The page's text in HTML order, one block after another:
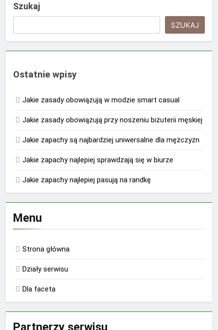
Szukaj
SZUKAJ
Ostatnie wpisy
Jakie zasady obowiązują w modzie smart casual
Jakie zasady obowiązują przy noszeniu biżuterii męskiej
Jakie zapachy są najbardziej uniwersalne dla mężczyzn
Jakie zapachy najlepiej sprawdzają się w biurze
Jakie zapachy najlepiej pasują na randkę
Menu
Strona główna
Działy serwisu
Dla faceta
Partnerzy serwisu